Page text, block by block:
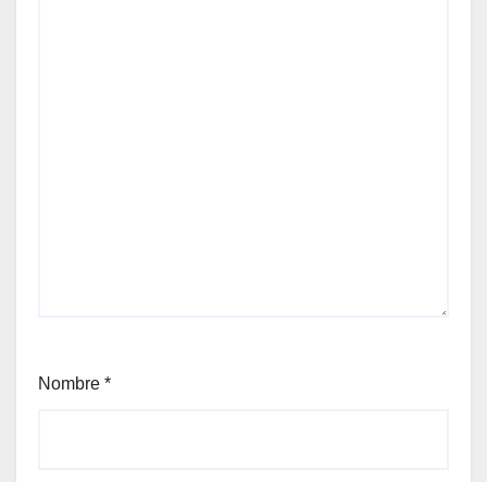
Nombre *